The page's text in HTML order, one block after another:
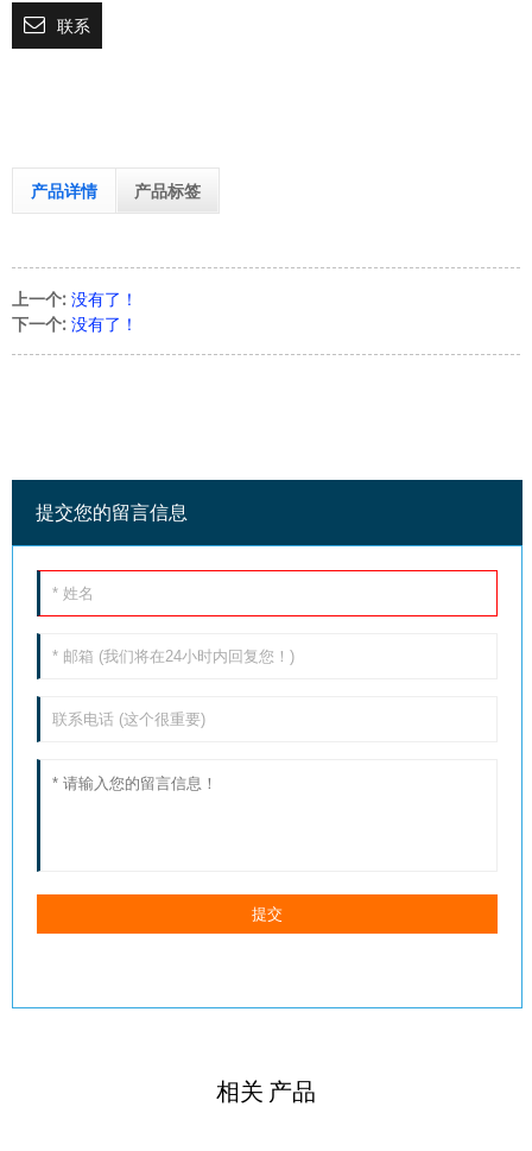
联系
产品详情 产品标签
上一个: 没有了！
下一个: 没有了！
提交您的留言信息
相关 产品